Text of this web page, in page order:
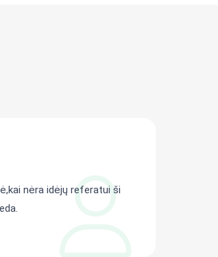
nėra idėjų referatui ši